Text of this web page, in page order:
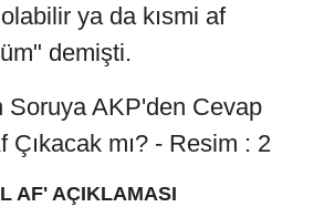
ya da kısmi af
demişti.
AF' AÇIKLAMASI